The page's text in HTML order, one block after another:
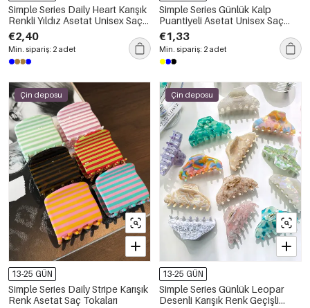
Simple Series Daily Heart Karışık
Renkli Yıldız Asetat Unisex Saç
Tokaları
€2,40
Min. sipariş: 2 adet
Simple Series Günlük Kalp
Puantiyeli Asetat Unisex Saç
Tokaları
€1,33
Min. sipariş: 2 adet
Çin deposu
13-25 GÜN
Simple Series Daily Stripe Karışık
Renk Asetat Saç Tokaları
Çin deposu
13-25 GÜN
Simple Series Günlük Leopar
Desenli Karışık Renk Geçişli